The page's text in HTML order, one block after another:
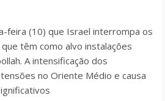
feira (10) que Israel interrompa os
têm como alvo instalações
A intensificação dos
no Oriente Médio e causa